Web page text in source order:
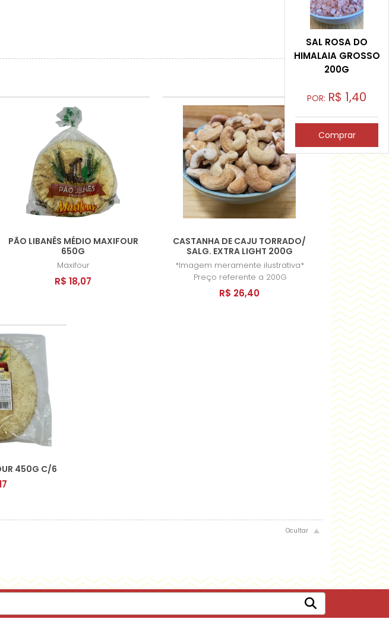
SAL ROSA DO
HIMALAIA GROSSO
200G
POR: R$ 1,40
Comprar
PÃO LIBANÊS MÉDIO MAXIFOUR
650G
Maxifour
R$ 18,07
CASTANHA DE CAJU TORRADO/
SALG. EXTRA LIGHT 200G
*Imagem meramente ilustrativa*
Preço referente a 200G
R$ 26,40
450G C/6